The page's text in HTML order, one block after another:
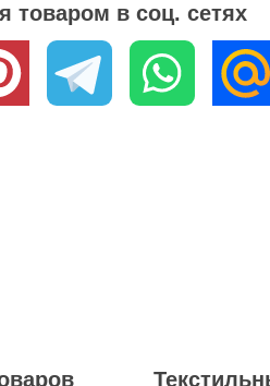
товаром в соц. сетях